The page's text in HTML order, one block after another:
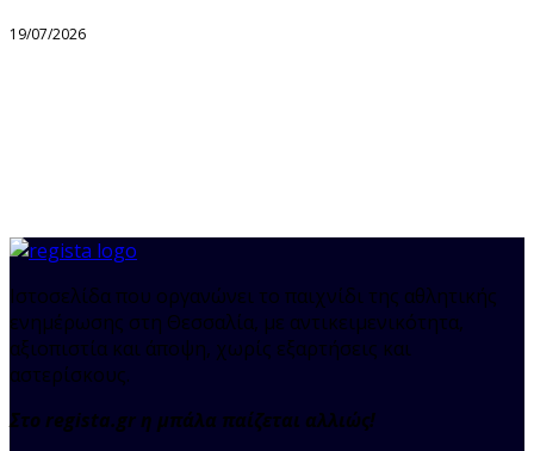
19/07/2026
Ιστοσελίδα που οργανώνει το παιχνίδι της αθλητικής
ενημέρωσης στη Θεσσαλία, με αντικειμενικότητα,
αξιοπιστία και άποψη, χωρίς εξαρτήσεις και
αστερίσκους.
Στο regista.gr η μπάλα παίζεται αλλιώς!